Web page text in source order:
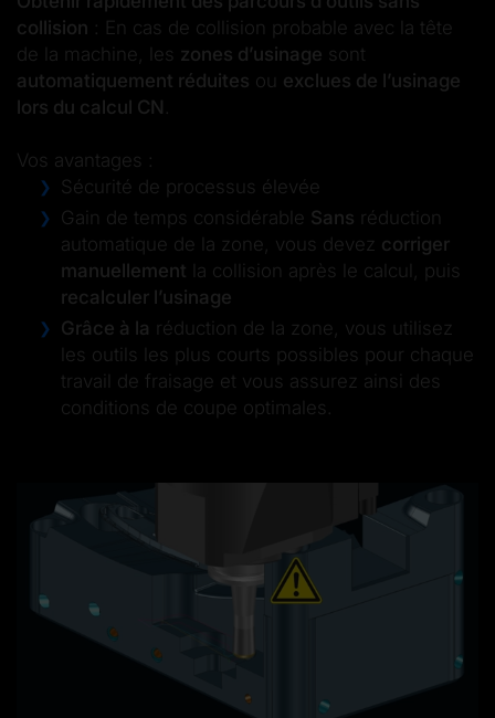
collision : En cas de collision probable avec la tête
de la machine,
les zones d’usinage sont
automatiquement réduites ou exclues de l’usinage
lors du calcul CN
Vos avantages :
Sécurité de processus élevée
Gain de temps considérable Sans réduction
automatique de la zone, vous devez corriger
manuellement la collision après le calcul, puis
recalculer l’usinage
Grâce à la réduction de la zone, vous utilisez
les outils les plus courts possibles pour chaque
travail de fraisage et vous assurez ainsi des
conditions de coupe optimales.